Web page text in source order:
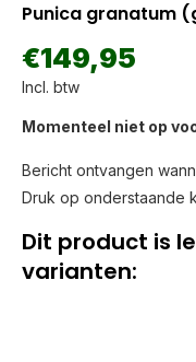
Punica granatum
€149,95
Incl. btw
Momenteel niet op
Bericht ontvangen
Druk op onderstaande
Dit product is
varianten: